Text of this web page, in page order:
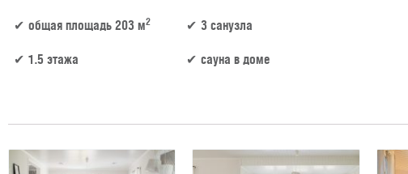
общая площадь 203 м2
1.5 этажа
3 санузла
сауна в доме